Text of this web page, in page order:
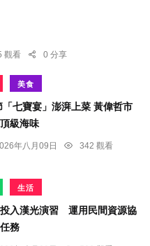
觀看 0 分享
美食
七寶宴」澎湃上菜 黃偉哲市
級海味
年八月09日
342 觀看
生活
入漢光演習 運用民間資源協
務